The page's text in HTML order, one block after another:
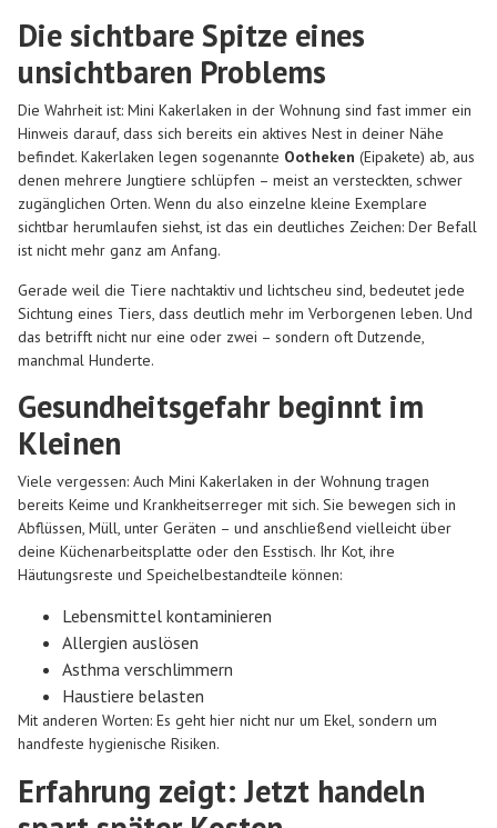
Die sichtbare Spitze eines
unsichtbaren Problems
Die Wahrheit ist: Mini Kakerlaken in der Wohnung sind fast immer ein
Hinweis darauf, dass sich bereits ein aktives Nest in deiner Nähe
befindet. Kakerlaken legen sogenannte Ootheken (Eipakete) ab, aus
denen mehrere Jungtiere schlüpfen – meist an versteckten, schwer
zugänglichen Orten. Wenn du also einzelne kleine Exemplare
sichtbar herumlaufen siehst, ist das ein deutliches Zeichen: Der Befall
ist nicht mehr ganz am Anfang.
Gerade weil die Tiere nachtaktiv und lichtscheu sind, bedeutet jede
Sichtung eines Tiers, dass deutlich mehr im Verborgenen leben. Und
das betrifft nicht nur eine oder zwei – sondern oft Dutzende,
manchmal Hunderte.
Gesundheitsgefahr beginnt im
Kleinen
Viele vergessen: Auch Mini Kakerlaken in der Wohnung tragen
bereits Keime und Krankheitserreger mit sich. Sie bewegen sich in
Abflüssen, Müll, unter Geräten – und anschließend vielleicht über
deine Küchenarbeitsplatte oder den Esstisch. Ihr Kot, ihre
Häutungsreste und Speichelbestandteile können:
Lebensmittel kontaminieren
Allergien auslösen
Asthma verschlimmern
Haustiere belasten
Mit anderen Worten: Es geht hier nicht nur um Ekel, sondern um
handfeste hygienische Risiken.
Erfahrung zeigt: Jetzt handeln